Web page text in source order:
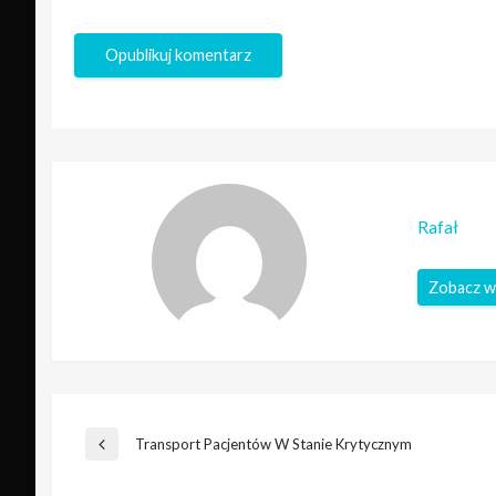
Rafał
Zobacz
Nawigacja
Poprzedni
Transport Pacjentów W Stanie Krytycznym